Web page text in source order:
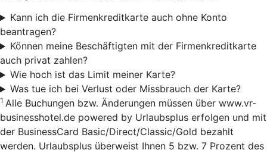
Kann ich die Firmenkreditkarte auch ohne Konto
beantragen?
Können meine Beschäftigten mit der Firmenkreditkarte
auch privat zahlen?
Wie hoch ist das Limit meiner Karte?
Was tue ich bei Verlust oder Missbrauch der Karte?
1 Alle Buchungen bzw. Änderungen müssen über www.vr-
businesshotel.de powered by Urlaubsplus erfolgen und mit
der BusinessCard Basic/Direct/Classic/Gold bezahlt
werden. Urlaubsplus überweist Ihnen 5 bzw. 7 Prozent des